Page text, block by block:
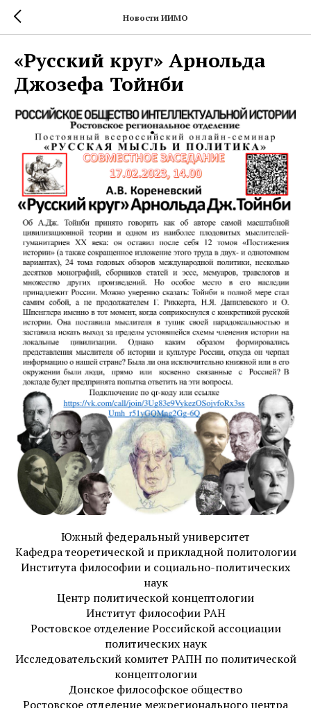
Новости ИИМО
«Русский круг» Арнольда
Джозефа Тойнби
Южный федеральный университет
Кафедра теоретической и прикладной политологии
Института философии и социально-политических
наук
Центр политической концептологии
Институт философии РАН
Ростовское отделение Российской ассоциации
политических наук
Исследовательский комитет РАПН по политической
концептологии
Донское философское общество
Ростовское отделение межрегионального центра